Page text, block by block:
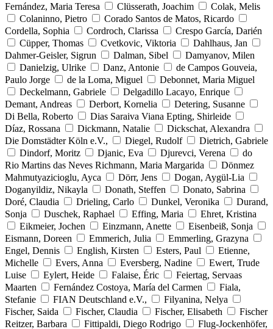
Fernández, Maria Teresa
Clüsserath, Joachim
Colak, Melis
Colaninno, Pietro
Corado Santos de Matos, Ricardo
Cordella, Sophia
Cordroch, Clarissa
Crespo García, Darién
Cüpper, Thomas
Cvetkovic, Viktoria
Dahlhaus, Jan
Dahmer-Geisler, Sigrun
Dalman, Sibel
Damyanov, Milen
Danielzig, Ulrike
Danz, Antonie
de Campos Gouveia,
Paulo Jorge
de la Loma, Miguel
Debonnet, Maria Miguel
Deckelmann, Gabriele
Delgadillo Lacayo, Enrique
Demant, Andreas
Derbort, Kornelia
Detering, Susanne
Di Bella, Roberto
Dias Saraiva Viana Epting, Shirleide
Díaz, Rossana
Dickmann, Natalie
Dickschat, Alexandra
Die Domstädter Köln e.V.,
Diegel, Rudolf
Dietrich, Gabriele
Dindorf, Moritz
Djanic, Eva Djurevci, Verena
do
Rio Martins das Neves Richmann, Maria Margarida
Dönmez
Mahmutyazicioglu, Ayca
Dörr, Jens
Dogan, Aygül-Lia
Doganyildiz, Nikayla
Donath, Steffen
Donato, Sabrina
Doré, Claudia
Drieling, Carlo Dunkel, Veronika
Durand,
Sonja
Duschek, Raphael Effing, Maria
Ehret, Kristina
Eikmeier, Jochen
Einzmann, Anette
Eisenbeiß, Sonja
Eismann, Doreen
Emmerich, Julia
Emmerling, Grazyna
Engel, Dennis
English, Kirsten Esters, Paul
Etienne,
Michelle
Evers, Anna Eversberg, Nadine
Ewert, Trude
Luise
Eylert, Heide Falaise, Éric
Feiertag, Servaas
Maarten
Fernández Costoya, María del Carmen
Fiala,
Stefanie
FIAN Deutschland e.V.,
Filyanina, Nelya
Fischer, Saida
Fischer, Claudia Fischer, Elisabeth
Fischer
Reitzer, Barbara
Fittipaldi, Diego Rodrigo
Flug-Jockenhöfer,